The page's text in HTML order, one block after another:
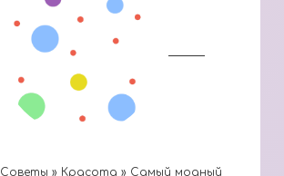
Cоветы » Красота » Самый модный